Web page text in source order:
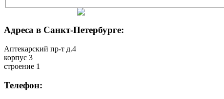
Адреса в Санкт-Петербурге:
Аптекарский пр-т д.4
корпус 3
строение 1
Телефон: